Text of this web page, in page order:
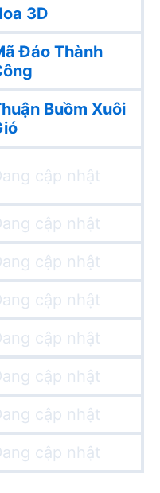
3D
Đáo Thành
Buồm Xuôi
cập nhật
cập nhật
cập nhật
cập nhật
cập nhật
cập nhật
cập nhật
cập nhật